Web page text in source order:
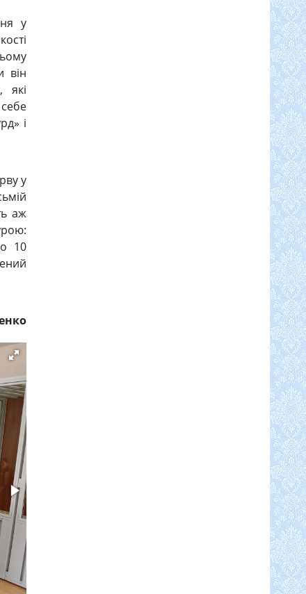
у
він
які
і
у
аж
10